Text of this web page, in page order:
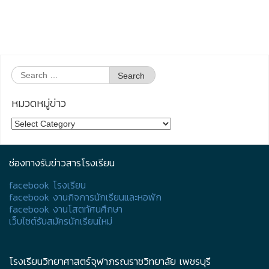
Search
for:
หมวดหมู่ข่าว
หมวด
ช่องทางรับข่าวสารโรงเรียน
facebook โรงเรียน
facebook งานกิจการนักเรียนและหอพัก
facebook งานโสตทัศนศึกษา
เว็บไซต์รับสมัครนักเรียนใหม่
โรงเรียนวิทยาศาสตร์จุฬาภรณราชวิทยาลัย เพชรบุรี